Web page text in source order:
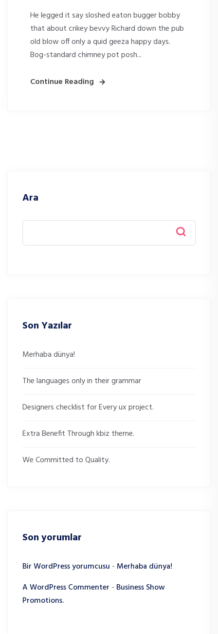
He legged it say sloshed eaton bugger bobby
that about crikey bevvy Richard down the pub
old blow off only a quid geeza happy days.
Bog-standard chimney pot posh...
Continue Reading
Ara
Son Yazılar
Merhaba dünya!
The languages only in their grammar
Designers checklist for Every ux project.
Extra Benefit Through kbiz theme.
We Committed to Quality.
Son yorumlar
Bir WordPress yorumcusu -Merhaba dünya!
A WordPress Commenter - Business Show
Promotions.